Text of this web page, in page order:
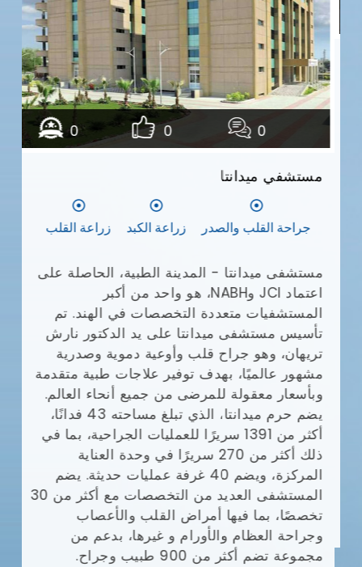
0 0 0
مستشفي ميدانتا
جراحة القلب والصدر زراعة الكبد زراعة القلب
مستشفى ميدانتا - المدينة الطبية، الحاصلة على
اعتماد JCI وNABH، هو واحد من أكبر
المستشفيات متعددة التخصصات في الهند. تم
تأسيس مستشفى ميدانتا على يد الدكتور نارش
تريهان، وهو جراح قلب وأوعية دموية وصدرية
مشهور عالميًا، بهدف توفير علاجات طبية متقدمة
وبأسعار معقولة للمرضى من جميع أنحاء العالم.
يضم حرم ميدانتا، الذي تبلغ مساحته 43 فدانًا،
أكثر من 1391 سريرًا للعمليات الجراحية، بما في
ذلك أكثر من 270 سريرًا في وحدة العناية
المركزة، ويضم 40 غرفة عمليات حديثة. يضم
المستشفى العديد من التخصصات مع أكثر من 30
تخصصًا، بما فيها أمراض القلب والأعصاب
وجراحة العظام والأورام و غيرها، بدعم من
مجموعة تضم أكثر من 900 طبيب وجراح.